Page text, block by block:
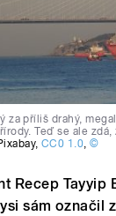
za příliš drahý,
Teď se ale zdá,
, CC0 1.0,©
Recep Tayyip
sám označil